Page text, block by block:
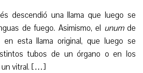
descendió una llama que luego se
de fuego. Asimismo, el unumde
en esta llama original, que luego se
tubos de un órgano o en los
un vitral. […]